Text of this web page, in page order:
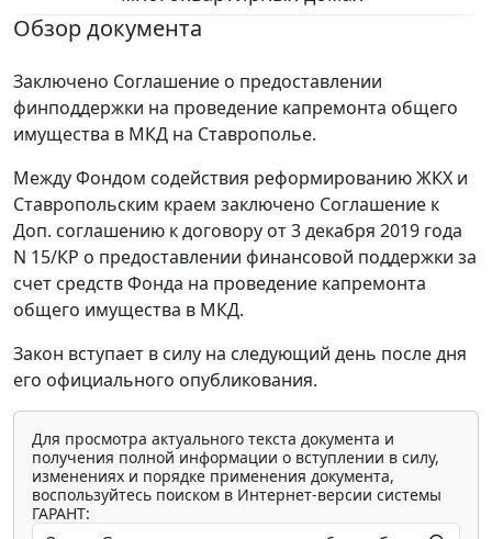
Обзор документа
Заключено Соглашение о предоставлении
финподдержки на проведение капремонта общего
имущества в МКД на Ставрополье.
Между Фондом содействия реформированию ЖКХ и
Ставропольским краем заключено Соглашение к
Доп. соглашению к договору от 3 декабря 2019 года
N 15/КР о предоставлении финансовой поддержки за
счет средств Фонда на проведение капремонта
общего имущества в МКД.
Закон вступает в силу на следующий день после дня
его официального опубликования.
Для просмотра актуального текста документа и
получения полной информации о вступлении в силу,
изменениях и порядке применения документа,
воспользуйтесь поиском в Интернет-версии системы
ГАРАНТ: